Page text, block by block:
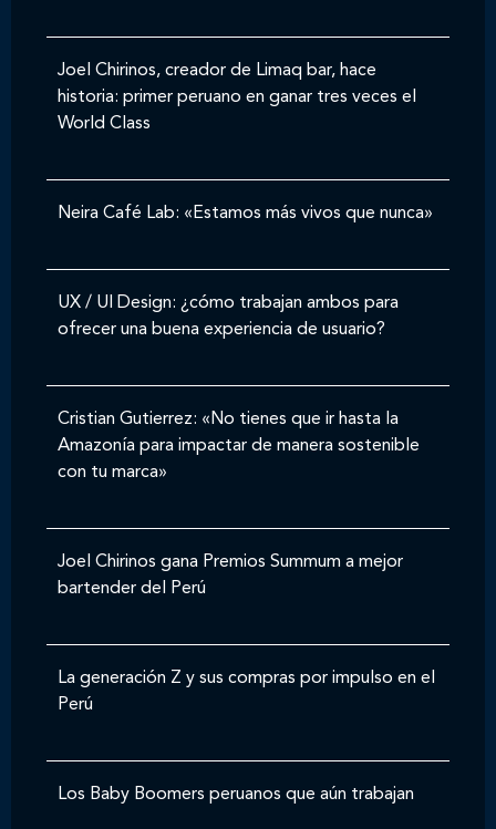
Joel Chirinos, creador de Limaq bar, hace
historia: primer peruano en ganar tres veces el
World Class
Neira Café Lab: «Estamos más vivos que nunca»
UX / UI Design: ¿cómo trabajan ambos para
ofrecer una buena experiencia de usuario?
Cristian Gutierrez: «No tienes que ir hasta la
Amazonía para impactar de manera sostenible
con tu marca»
Joel Chirinos gana Premios Summum a mejor
bartender del Perú
La generación Z y sus compras por impulso en el
Perú
Los Baby Boomers peruanos que aún trabajan